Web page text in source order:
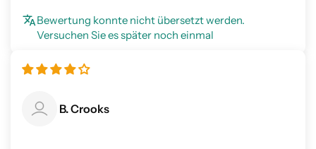
Bewertung konnte nicht übersetzt werden.
Versuchen Sie es später noch einmal
B. Crooks